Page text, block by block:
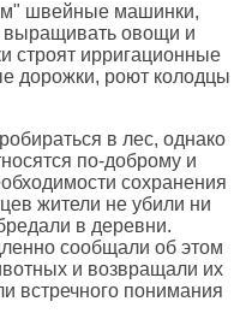
швейные машинки,
выращивать овощи и
строят ирригационные
дорожки, роют колодцы
в лес, однако
по-доброму и
сохранения
жители не убили ни
в деревни.
сообщали об этом
и возвращали их
встречного понимания